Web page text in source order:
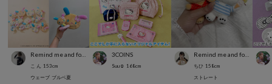
こ ん 153cm
ウェーブ ブルベ夏
3COINS
Suu☺︎ 168cm
Remind me and forever
ちひ 158cm
ストレート